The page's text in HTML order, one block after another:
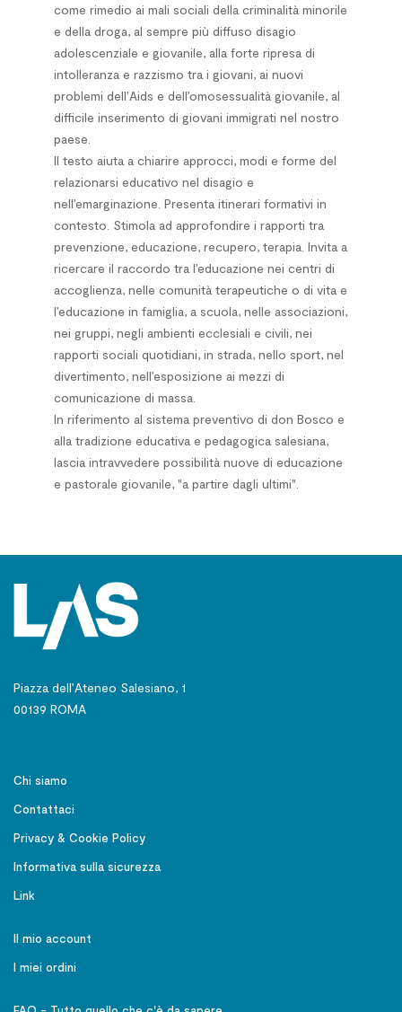
come rimedio ai mali sociali della criminalità minorile
e della droga, al sempre più diffuso disagio
adolescenziale e giovanile, alla forte ripresa di
intolleranza e razzismo tra i giovani, ai nuovi
problemi dell’Aids e dell’omosessualità giovanile, al
difficile inserimento di giovani immigrati nel nostro
paese.
Il testo aiuta a chiarire approcci, modi e forme del
relazionarsi educativo nel disagio e
nell’emarginazione. Presenta itinerari formativi in
contesto. Stimola ad approfondire i rapporti tra
prevenzione, educazione, recupero, terapia. Invita a
ricercare il raccordo tra l’educazione nei centri di
accoglienza, nelle comunità terapeutiche o di vita e
l’educazione in famiglia, a scuola, nelle associazioni,
nei gruppi, negli ambienti ecclesiali e civili, nei
rapporti sociali quotidiani, in strada, nello sport, nel
divertimento, nell’esposizione ai mezzi di
comunicazione di massa.
In riferimento al sistema preventivo di don Bosco e
alla tradizione educativa e pedagogica salesiana,
lascia intravvedere possibilità nuove di educazione
e pastorale giovanile, "a partire dagli ultimi".
Piazza dell’Ateneo Salesiano, 1
00139 ROMA
Chi siamo
Contattaci
Privacy & Cookie Policy
Informativa sulla sicurezza
Link
Il mio account
I miei ordini